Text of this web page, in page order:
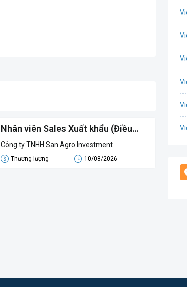
Nhân viên Sales Xuất khẩu (Điều
nhân)
Công ty TNHH San Agro Investment
Thương lượng 10/08/2026